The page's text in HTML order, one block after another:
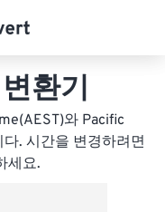
환기
와 Pacific
. 시간을 변경하려면
세요.